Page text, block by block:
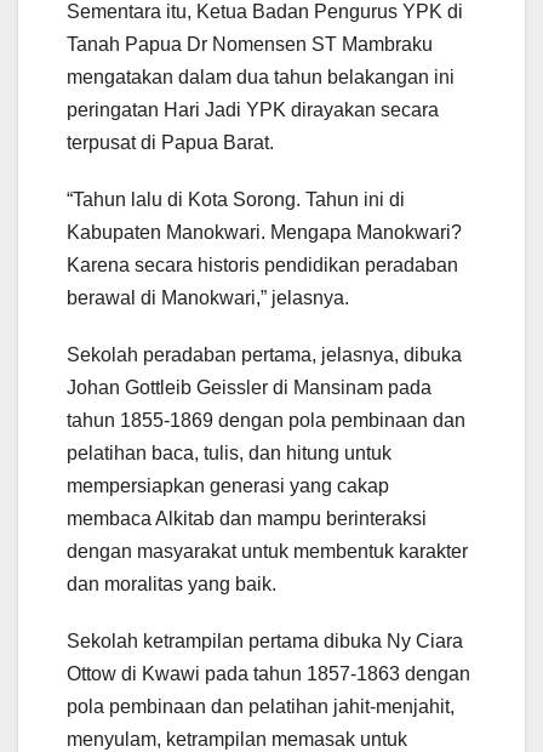
Sementara itu, Ketua Badan Pengurus YPK di
Tanah Papua Dr Nomensen ST Mambraku
mengatakan dalam dua tahun belakangan ini
peringatan Hari Jadi YPK dirayakan secara
terpusat di Papua Barat.
“Tahun lalu di Kota Sorong. Tahun ini di
Kabupaten Manokwari. Mengapa Manokwari?
Karena secara historis pendidikan peradaban
berawal di Manokwari,” jelasnya.
Sekolah peradaban pertama, jelasnya, dibuka
Johan Gottleib Geissler di Mansinam pada
tahun 1855-1869 dengan pola pembinaan dan
pelatihan baca, tulis, dan hitung untuk
mempersiapkan generasi yang cakap
membaca Alkitab dan mampu berinteraksi
dengan masyarakat untuk membentuk karakter
dan moralitas yang baik.
Sekolah ketrampilan pertama dibuka Ny Ciara
Ottow di Kwawi pada tahun 1857-1863 dengan
pola pembinaan dan pelatihan jahit-menjahit,
menyulam, ketrampilan memasak untuk